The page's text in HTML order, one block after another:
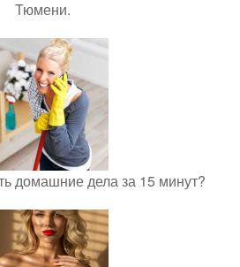
Тюмени.
домашние дела за 15 минут?